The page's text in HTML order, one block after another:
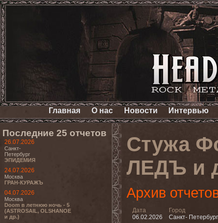
Главная О нас Новости Интервью
Последние 25 отчетов
26.07.2026
Санкт-
Петербург
ЭПИДЕМИЯ
24.07.2026
Москва
ГРАН-КУРАЖЪ
04.07.2026
Москва
Doom в летнюю ночь - 5
(ASTROSAIL, OLSHANOE
и др.)
Стужа
ЛЕДЪ и
Архив
Дата
06.02.2026
Город
Санкт- Петербург